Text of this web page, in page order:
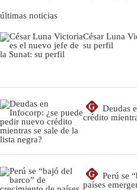
últimas noticias
César Luna
su perfil
G
Deudas
crédito
G
Perú se
países